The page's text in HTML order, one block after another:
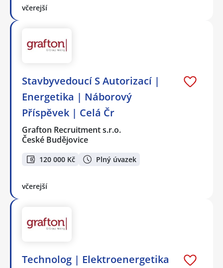
včerejší
Stavbyvedoucí S Autorizací |
Energetika | Náborový
Příspěvek | Celá Čr
Grafton Recruitment s.r.o.
České Budějovice
120 000 Kč Plný úvazek
včerejší
Technolog | Elektroenergetika